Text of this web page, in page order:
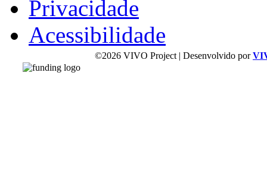
Privacidade
Acessibilidade
©2026 VIVO Project | Desenvolvido por